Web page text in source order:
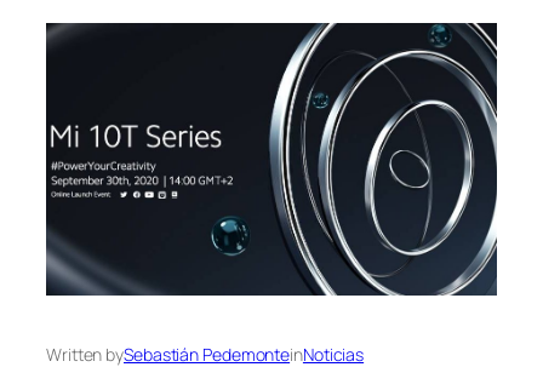
Written bySebastián PedemonteinNoticias